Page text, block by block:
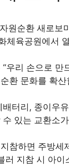
원순환 새로보
체육공원에서
우리 손으로 만
환 문화를 확산
배터리, 종이우
수 있는 교환소
참하면 주방세
러 지참 시 아이